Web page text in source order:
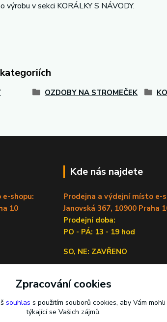
výrobu v sekci KORÁLKY S NÁVODY.
OZDOBY NA STROMEČEK
shopu:
10
Kde nás najdete
Prodejna a výdejní místo e-
Janovská 367, 10900 Praha
Prodejní doba:
PO - PÁ: 13 - 19 hod
SO, NE: ZAVŘENO
Lečkova 1519/9, 14900 Praha 4
Zpracování cookies
souhlas s použitím souborů cookies, aby Vám
týkající se Vašich zájmů.